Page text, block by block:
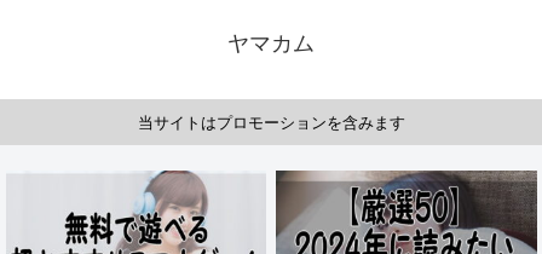
ヤマカム
当サイトはプロモーションを含みます